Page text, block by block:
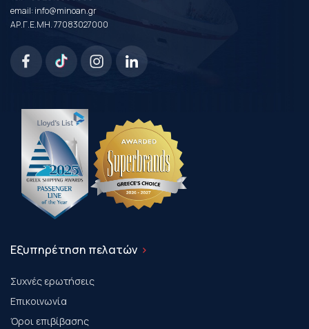
email:info@minoan.gr
ΑΡ.Γ.Ε.ΜΗ. 77083027000
Εξυπηρέτηση πελατών
Συχνές ερωτήσεις
Επικοινωνία
Όροι επιβίβασης